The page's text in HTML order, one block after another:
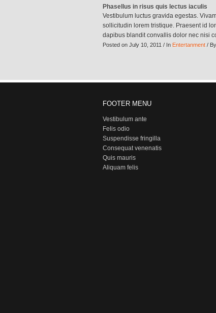
4
Phasellus in risus quis lectus iaculis
Vestibulum luctus gravida egestas.
sollicitudin lorem tristique. Praesent id
dapibus blandit convallis dolor nec nisi
Posted on July 10, 2011 / In Entertanment / By
FOOTER MENU
Vestibulum ante
Felis odio
Suspendisse fringilla
Consequat venenatis
Quis mauris
Aliquam felis